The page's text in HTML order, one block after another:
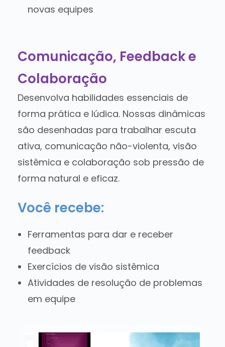
novas equipes
Comunicação, Feedback e
Colaboração
Desenvolva habilidades essenciais de
forma prática e lúdica. Nossas dinâmicas
são desenhadas para trabalhar escuta
ativa, comunicação não-violenta, visão
sistêmica e colaboração sob pressão de
forma natural e eficaz.
Você recebe:
Ferramentas para dar e receber
feedback
Exercícios de visão sistêmica
Atividades de resolução de problemas
em equipe